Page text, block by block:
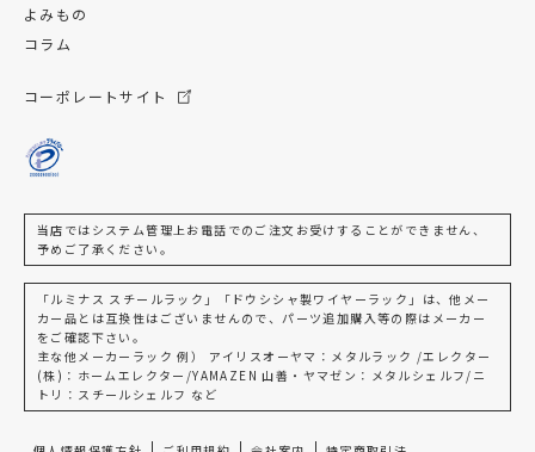
よみもの
コラム
コーポレートサイト
当店ではシステム管理上お電話でのご注文お受けすることができません、
予めご了承ください。
「ルミナス スチールラック」「ドウシシャ製ワイヤーラック」は、他メー
カー品とは互換性はございませんので、パーツ追加購入等の際はメーカー
をご確認下さい。
主な他メーカーラック 例） アイリスオーヤマ：メタルラック /エレクター
(株)：ホームエレクター/YAMAZEN 山善・ヤマゼン：メタルシェルフ/ニ
トリ：スチールシェルフ など